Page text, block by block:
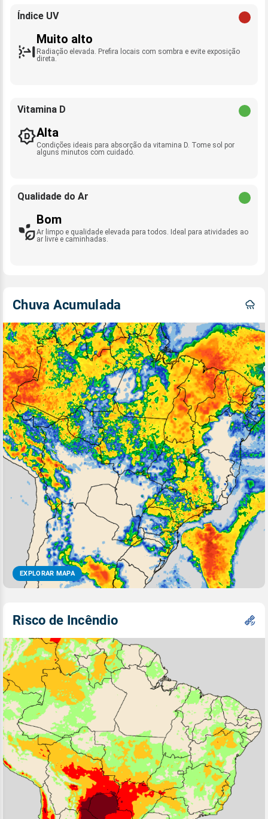
Índice UV
Muito alto
Radiação elevada. Prefira locais com sombra e evite exposição
direta.
Vitamina D
Alta
Condições ideais para absorção da vitamina D. Tome sol por
alguns minutos com cuidado.
Qualidade do Ar
Bom
Ar limpo e qualidade elevada para todos. Ideal para atividades ao
ar livre e caminhadas.
Chuva Acumulada
EXPLORAR MAPA
Risco de Incêndio